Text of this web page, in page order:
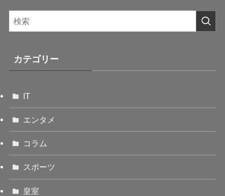
カテゴリー
IT
エンタメ
コラム
スポーツ
皇室